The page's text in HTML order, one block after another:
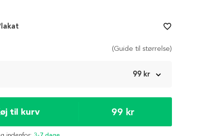
(Guide til størrelse)
99 kr
til kurv 99 kr
favorite_border